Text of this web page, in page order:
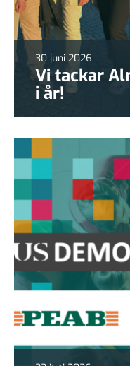
30 juni 2026
Vi tackar
i år!